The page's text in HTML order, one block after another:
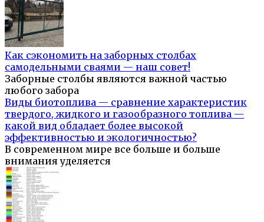
Как сэкономить на заборных столбах
самодельными сваями — наш совет!
Заборные столбы являются важной частью
любого забора
Виды биотоплива — сравнение характеристик
твердого, жидкого и газообразного топлива —
какой вид обладает более высокой
эффективностью и экологичностью?
В современном мире все больше и больше
внимания уделяется